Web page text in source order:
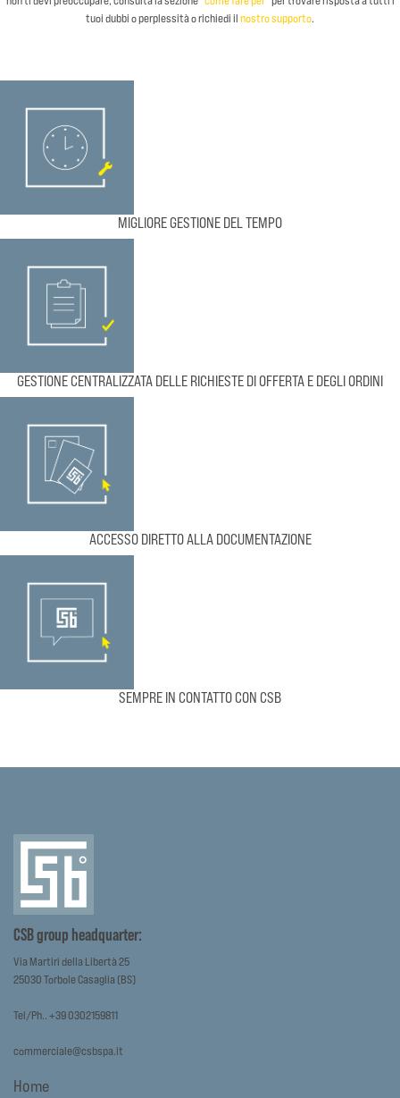
tuoi dubbi o perplessità o richiedi ilnostro supporto.
MIGLIORE GESTIONE DEL TEMPO
GESTIONE CENTRALIZZATA DELLE RICHIESTE DI OFFERTA E DEGLI ORDINI
ACCESSO DIRETTO ALLA DOCUMENTAZIONE
SEMPRE IN CONTATTO CON CSB
CSB group headquarter:
Via Martiri della Libertà 25
25030 Torbole Casaglia (BS)
Tel/Ph.. +39 0302159811
commerciale@csbspa.it
Home